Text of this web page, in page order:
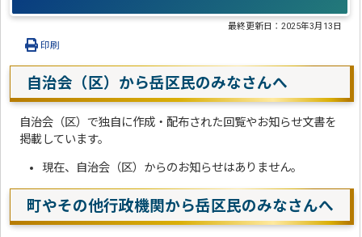
最終更新日：2025年3月13日
印刷
自治会（区）から岳区民のみなさんへ
自治会（区）で独自に作成・配布された回覧やお知らせ文書を
掲載しています。
現在、自治会（区）からのお知らせはありません。
町やその他行政機関から岳区民のみなさんへ